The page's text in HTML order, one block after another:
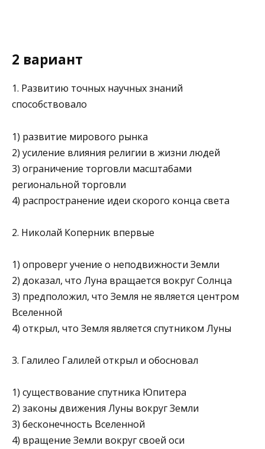
2 вариант
1. Развитию точных научных знаний
способствовало
1) развитие мирового рынка
2) усиление влияния религии в жизни людей
3) ограничение торговли масштабами
региональной торговли
4) распространение идеи скорого конца света
2. Николай Коперник впервые
1) опроверг учение о неподвижности Земли
2) доказал, что Луна вращается вокруг Солнца
3) предположил, что Земля не является центром
Вселенной
4) открыл, что Земля является спутником Луны
3. Галилео Галилей открыл и обосновал
1) существование спутника Юпитера
2) законы движения Луны вокруг Земли
3) бесконечность Вселенной
4) вращение Земли вокруг своей оси